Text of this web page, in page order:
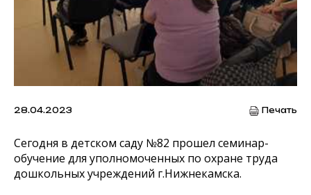
28.04.2023 Печать
Сегодня в детском саду №82 прошел семинар-
обучение для уполномоченных по охране труда
дошкольных учреждений г.Нижнекамска.